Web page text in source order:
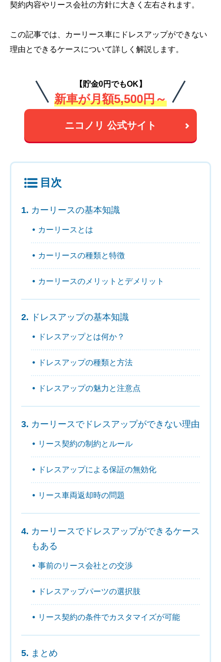
契約内容やリース会社の方針に大きく左右されます。
この記事では、カーリース車にドレスアップができない
理由とできるケースについて詳しく解説します。
【貯金0円でもOK】
新車が月額5,500円～
ニコノリ 公式サイト
目次
カーリースの基本知識
カーリースとは
カーリースの種類と特徴
カーリースのメリットとデメリット
ドレスアップの基本知識
ドレスアップとは何か？
ドレスアップの種類と方法
ドレスアップの魅力と注意点
カーリースでドレスアップができない理由
リース契約の制約とルール
ドレスアップによる保証の無効化
リース車両返却時の問題
カーリースでドレスアップができるケース
もある
事前のリース会社との交渉
ドレスアップパーツの選択肢
リース契約の条件でカスタマイズが可能
まとめ